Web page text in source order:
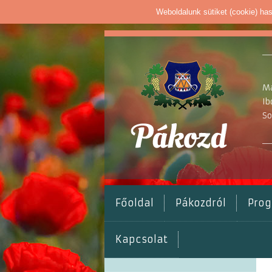
Weboldalunk sütiket (cookie)
Főoldal Pákozdról
Kapcsolat